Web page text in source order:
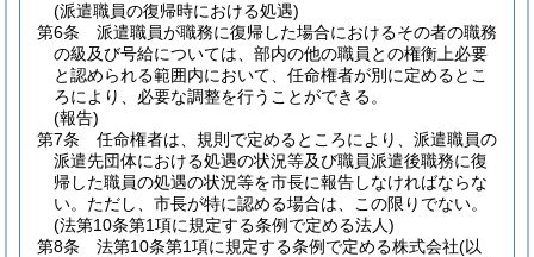
(派遣職員の復帰時における処遇)
第6条
派遣職員が職務に復帰した場合におけるその者の職務
の級及び号給については、部内の他の職員との権衡上必要
と認められる範囲内において、任命権者が別に定めるとこ
ろにより、必要な調整を行うことができる。
(報告)
第7条
任命権者は、規則で定めるところにより、派遣職員の
派遣先団体における処遇の状況等及び職員派遣後職務に復
帰した職員の処遇の状況等を市長に報告しなければならな
い。 ただし、市長が特に認める場合は、この限りでない。
(法第10条第1項に規定する条例で定める法人)
第8条
法第10条第1項に規定する条例で定める株式会社(以